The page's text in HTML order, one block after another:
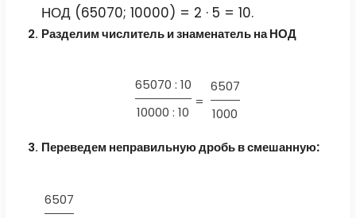
НОД (65070; 10000) = 2 · 5 = 10.
Разделим числитель и знаменатель на НОД
65070 : 10
10000 : 10
=
6507
1000
Переведем неправильную дробь в смешанную:
6507